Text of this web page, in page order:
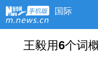
国际
王毅用6个词